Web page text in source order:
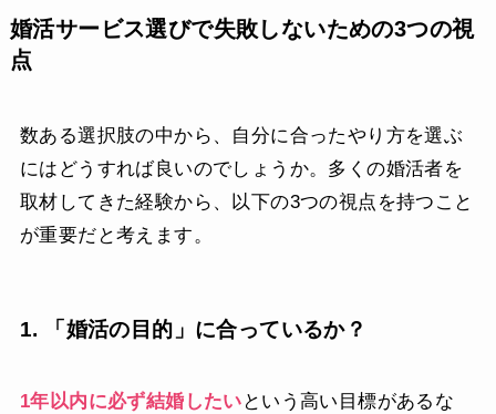
婚活サービス選びで失敗しないための3つの視
点
数ある選択肢の中から、自分に合ったやり方を選ぶ
にはどうすれば良いのでしょうか。多くの婚活者を
取材してきた経験から、以下の3つの視点を持つこと
が重要だと考えます。
1. 「婚活の目的」に合っているか？
1年以内に必ず結婚したい という高い目標があるな